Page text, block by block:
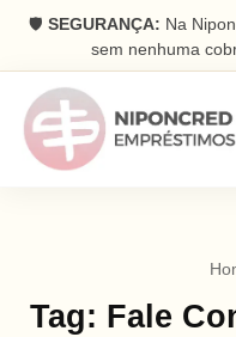
🛡️ SEGURANÇA: Na
sem nenhuma
Parcelas descontadas
Tag: Fale